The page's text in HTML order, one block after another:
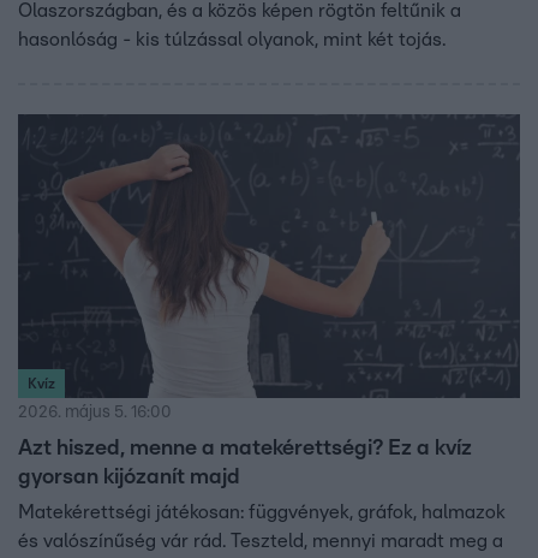
Olaszországban, és a közös képen rögtön feltűnik a
hasonlóság - kis túlzással olyanok, mint két tojás.
Kvíz
2026. május 5. 16:00
Azt hiszed, menne a matekérettségi? Ez a kvíz
gyorsan kijózanít majd
Matekérettségi játékosan: függvények, gráfok, halmazok
és valószínűség vár rád. Teszteld, mennyi maradt meg a